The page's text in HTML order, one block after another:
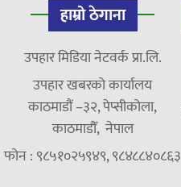
हाम्रो ठेगाना
उपहार मिडिया नेटवर्क प्रा.लि.
उपहार खबरको कार्यालय
काठमाडौं –३२, पेप्सीकोला,
काठमाडौँ, नेपाल
फोन : ९८५१०२५९४९, ९८४८८४०८६३